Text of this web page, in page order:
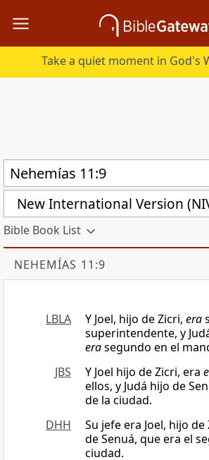
Take a quiet moment in God's
New International Version
Bible Book List
NEHEMÍAS 11:9
LBLA Y Joel, hijo de Zicri, era
superintendente, y
erasegundo en el
JBS
Y Joel hijo de Zicri, era
ellos, y Judá hijo de
de la ciudad.
DHH
Su jefe era Joel, hijo de
de Senuá, que era el
ciudad.